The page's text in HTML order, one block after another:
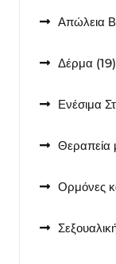
Απώλεια
Δέρμα 1919
Ενέσιμα
Θεραπεία
Ορμόνες